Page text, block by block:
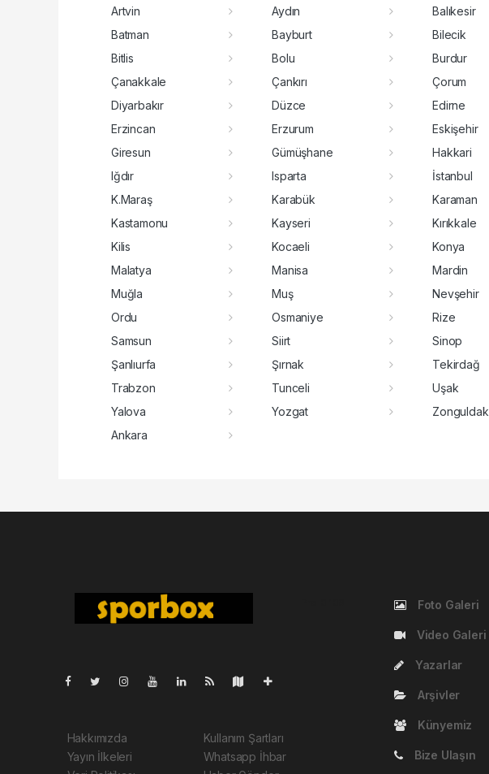
Artvin
Aydın Balıkesir
Batman
Bayburt Bilecik
Bitlis
Bolu Burdur
Çanakkale
Çankırı Çorum
Diyarbakır
Düzce Edirne
Erzincan
Erzurum Eskişehir
Giresun
Gümüşhane Hakkari
Iğdır
Isparta İstanbul
K.Maraş
Karabük Karaman
Kastamonu
Kayseri Kırıkkale
Kilis
Kocaeli Konya
Malatya
Manisa Mardin
Muğla
Muş Nevşehir
Ordu
Osmaniye Rize
Samsun
Siirt Sinop
Şanlıurfa
Şırnak Tekirdağ
Trabzon
Tunceli Uşak
Yalova
Yozgat Zonguldak
Ankara
Hakkımızda
Yayın İlkeleri
Kullanım Şartları
Whatsapp İhbar
Foto Galeri
Video Galeri
Yazarlar
Arşivler
Künyemiz
Bize Ulaşın